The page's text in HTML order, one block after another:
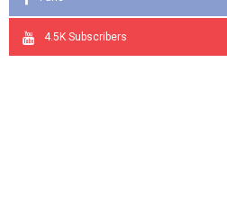
4.5K Subscribers